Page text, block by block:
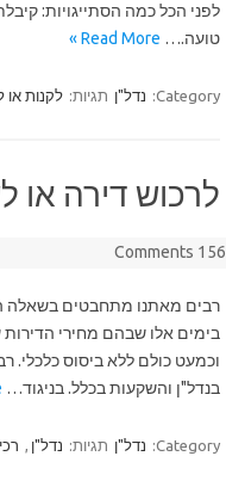
לפני הכל כמה הסתייגויות:
טועה.… Read More »
Category: נדל"ן תגיות: לקנות או
לרכוש דירה או
156 Comments
רבים מאתנו מתחבטים בשאלה
בימים אלו שבהם מחירי הדירות
וכמעט כולם ללא ביסוס כלכלי.
בנדל"ן והשקעות בכלל. בניגוד…
Category: נדל"ן תגיות: נדל"ן ,